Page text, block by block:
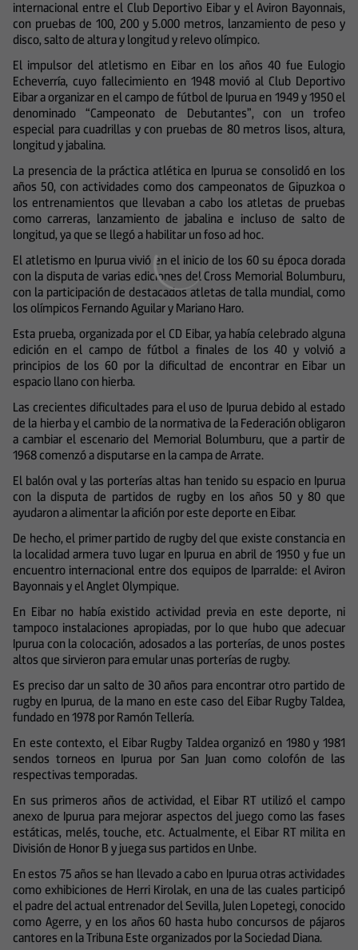
internacional entre el Club Deportivo Eibar y el Aviron Bayonnais,
con pruebas de 100, 200 y 5.000 metros, lanzamiento de peso y
disco, salto de altura y longitud y relevo olímpico.
El impulsor del atletismo en Eibar en los años 40 fue Eulogio
Echeverría, cuyo fallecimiento en 1948 movió al Club Deportivo
Eibar a organizar en el campo de fútbol de Ipurua en 1949 y 1950 el
denominado “Campeonato de Debutantes”, con un trofeo
especial para cuadrillas y con pruebas de 80 metros lisos, altura,
longitud y jabalina.
La presencia de la práctica atlética en Ipurua se consolidó en los
años 50, con actividades como dos campeonatos de Gipuzkoa o
los entrenamientos que llevaban a cabo los atletas de pruebas
como carreras, lanzamiento de jabalina e incluso de salto de
longitud, ya que se llegó a habilitar un foso ad hoc.
El atletismo en Ipurua vivió en el inicio de los 60 su época dorada
con la disputa de varias ediciones del Cross Memorial Bolumburu,
con la participación de destacados atletas de talla mundial, como
los olímpicos Fernando Aguilar y Mariano Haro.
Esta prueba, organizada por el CD Eibar, ya había celebrado alguna
edición en el campo de fútbol a finales de los 40 y volvió a
principios de los 60 por la dificultad de encontrar en Eibar un
espacio llano con hierba.
Las crecientes dificultades para el uso de Ipurua debido al estado
de la hierba y el cambio de la normativa de la Federación obligaron
a cambiar el escenario del Memorial Bolumburu, que a partir de
1968 comenzó a disputarse en la campa de Arrate.
El balón oval y las porterías altas han tenido su espacio en Ipurua
con la disputa de partidos de rugby en los años 50 y 80 que
ayudaron a alimentar la afición por este deporte en Eibar.
De hecho, el primer partido de rugby del que existe constancia en
la localidad armera tuvo lugar en Ipurua en abril de 1950 y fue un
encuentro internacional entre dos equipos de Iparralde: el Aviron
Bayonnais y el Anglet Olympique.
En Eibar no había existido actividad previa en este deporte, ni
tampoco instalaciones apropiadas, por lo que hubo que adecuar
Ipurua con la colocación, adosados a las porterías, de unos postes
altos que sirvieron para emular unas porterías de rugby.
Es preciso dar un salto de 30 años para encontrar otro partido de
rugby en Ipurua, de la mano en este caso del Eibar Rugby Taldea,
fundado en 1978 por Ramón Tellería.
En este contexto, el Eibar Rugby Taldea organizó en 1980 y 1981
sendos torneos en Ipurua por San Juan como colofón de las
respectivas temporadas.
En sus primeros años de actividad, el Eibar RT utilizó el campo
anexo de Ipurua para mejorar aspectos del juego como las fases
estáticas, melés, touche, etc. Actualmente, el Eibar RT milita en
División de Honor B y juega sus partidos en Unbe.
En estos 75 años se han llevado a cabo en Ipurua otras actividades
como exhibiciones de Herri Kirolak, en una de las cuales participó
el padre del actual entrenador del Sevilla, Julen Lopetegi, conocido
como Agerre, y en los años 60 hasta hubo concursos de pájaros
cantores en la Tribuna Este organizados por la Sociedad Diana.